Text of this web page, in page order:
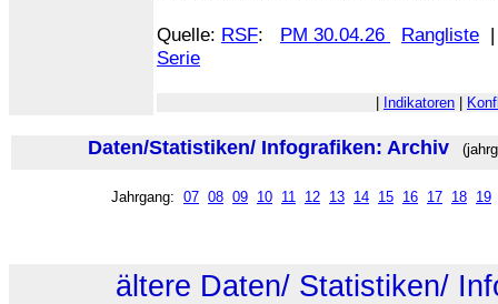
Quelle: RSF: PM 30.04.26 Rangliste
Serie
Indikatoren
Daten/Statistiken/ Infografiken: Archiv
Jahrgang: 07 08 09 10 11 12 13 14 15 16 17 18 19
ältere Daten/ Statistiken/